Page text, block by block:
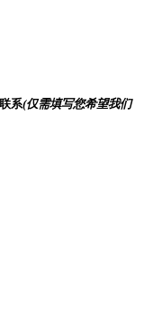
系(仅需填写您希望我们